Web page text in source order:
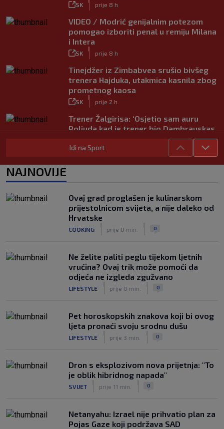
SK prije 8 h
VIDEO / Modrić genijalnim potezom
pomogao izboriti penal u remiju Milana
i Intera
SK prije 8 h
Tinejdžer iz Zimbabvea srušio bivšeg
trenera Hajduka, utakmica kasnila zbog
prometnog kaosa
SK prije 2 h
Trener Žalgirisa: ‘Osjetio sam auru
Poljuda kad je trener bio Dambrauskas.
Hajduk danas igra nestabilno’
SK
|
prije 4 h
Vatreni u Cityju sve bolji: ‘Kovačić
SK prije 4 h
Luis Figo žestoko prozvao Infantina:
‘Najniže, najlopovskije i kukavički
sebično ponašanje. Mora otići!’
Idi na Sport
NAJNOVIJE
Ovaj grad proglašen je kulinarskom
prijestolnicom svijeta, a nije daleko od
Hrvatske
COOKING prije 0 min. 0
Ne želite paliti peglu tijekom ljetnih
vrućina? Ovaj trik može pomoći da
odjeća ne izgleda zgužvano
LIFESTYLE prije 0 min. 0
Pet horoskopskih znakova koji bi ovog
ljeta pronaći svoju srodnu dušu
LIFESTYLE prije 3 min. 0
Dron s eksplozivom nova prijetnja: "To
je oblik hibridnog napada"
SVIJET prije 11 min. 0
Netanyahu: Izrael nije prihvatio plan za
Pojas Gaze koji podržava SAD